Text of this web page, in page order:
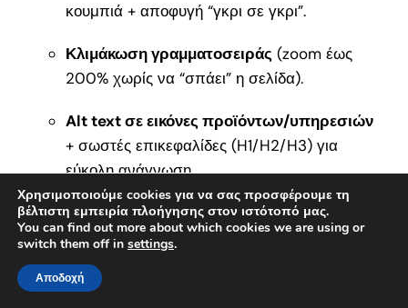
κουμπιά + αποφυγή “γκρι σε γκρι”.
Κλιμάκωση γραμματοσειράς (zoom έως
200% χωρίς να “σπάει” η σελίδα).
Alt text σε εικόνες προϊόντων/υπηρεσιών
+ σωστές επικεφαλίδες (H1/H2/H3) για
εύκολη ανάγνωση.
C. Πλοήγηση χωρίς ποντίκι
(κινητικές δυσκολίες)
Πλήρης χρήση με πληκτρολόγιο
✅ Αίτηση ΔΥΠΑ 17.500€
Χρησιμοποιούμε cookies για να σας προσφέρουμε τη
βέλτιστη εμπειρία πλοήγησης στον ιστότοπό μας.
You can find out more about which cookies we are using or
switch them off in settings.
Αποδοχή